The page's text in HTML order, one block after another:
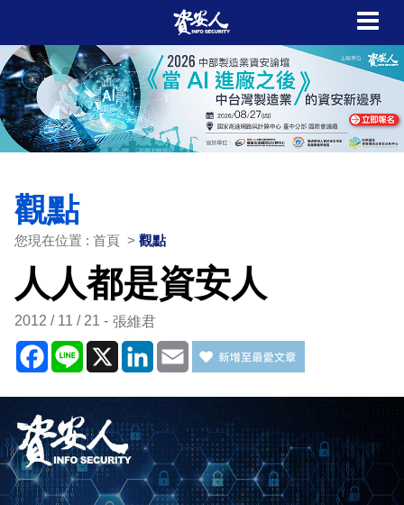
觀點
您現在位置 : 首頁 > 觀點
人人都是資安人
2012 / 11 / 21 張維君
Facebook
Line X LinkedIn
Email